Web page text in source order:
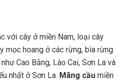
với cây ở miền Nam, loại cây
mọc hoang ở các rừng, bìa rừng
Cao Bằng, Lào Cai, Sơn La và
nhất ở Sơn La. Mãng cầu miền